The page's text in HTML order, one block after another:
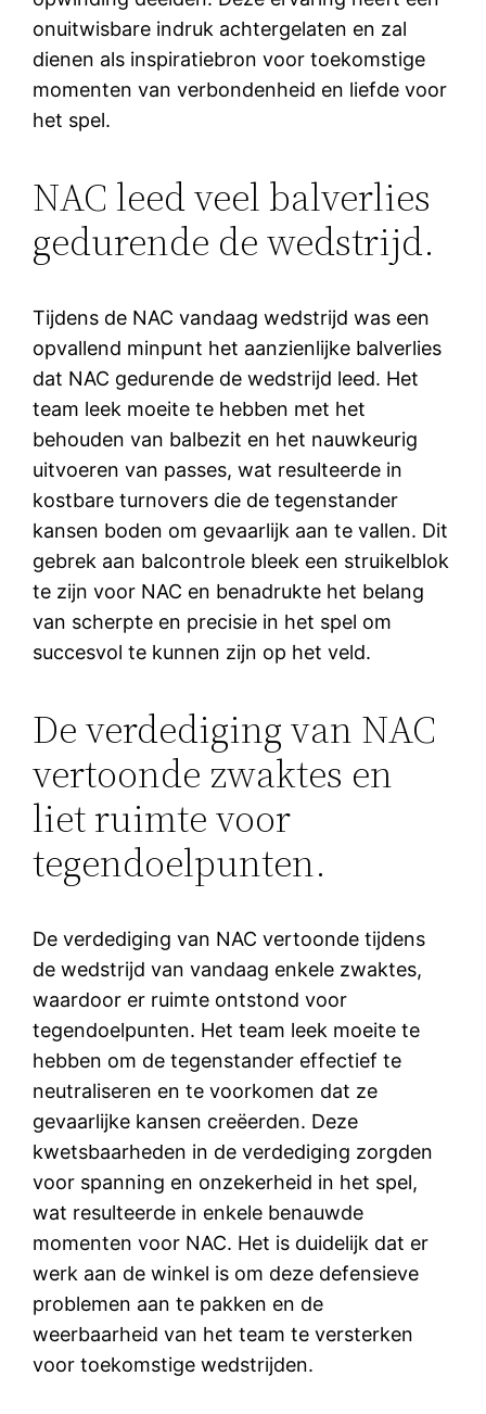
onuitwisbare indruk achtergelaten en zal
dienen als inspiratiebron voor toekomstige
momenten van verbondenheid en liefde voor
het spel.
NAC leed veel balverlies
gedurende de wedstrijd.
Tijdens de NAC vandaag wedstrijd was een
opvallend minpunt het aanzienlijke balverlies
dat NAC gedurende de wedstrijd leed. Het
team leek moeite te hebben met het
behouden van balbezit en het nauwkeurig
uitvoeren van passes, wat resulteerde in
kostbare turnovers die de tegenstander
kansen boden om gevaarlijk aan te vallen. Dit
gebrek aan balcontrole bleek een struikelblok
te zijn voor NAC en benadrukte het belang
van scherpte en precisie in het spel om
succesvol te kunnen zijn op het veld.
De verdediging van NAC
vertoonde zwaktes en
liet ruimte voor
tegendoelpunten.
De verdediging van NAC vertoonde tijdens
de wedstrijd van vandaag enkele zwaktes,
waardoor er ruimte ontstond voor
tegendoelpunten. Het team leek moeite te
hebben om de tegenstander effectief te
neutraliseren en te voorkomen dat ze
gevaarlijke kansen creëerden. Deze
kwetsbaarheden in de verdediging zorgden
voor spanning en onzekerheid in het spel,
wat resulteerde in enkele benauwde
momenten voor NAC. Het is duidelijk dat er
werk aan de winkel is om deze defensieve
problemen aan te pakken en de
weerbaarheid van het team te versterken
voor toekomstige wedstrijden.